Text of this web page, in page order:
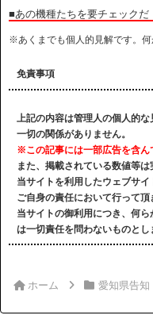
■あの機種たちを要チェックだ
※あくまでも個人的見解です。
免責事項
上記の内容は管理人の個人的
一切の関係がありません。
※この記事には一部広告を含
また、掲載されている数値等は
当サイトを利用したウェブサ
ご自身の責任において行って頂
当サイトの御利用につき、何
は一切責任を問わないものとし
ホーム 愛知県告知